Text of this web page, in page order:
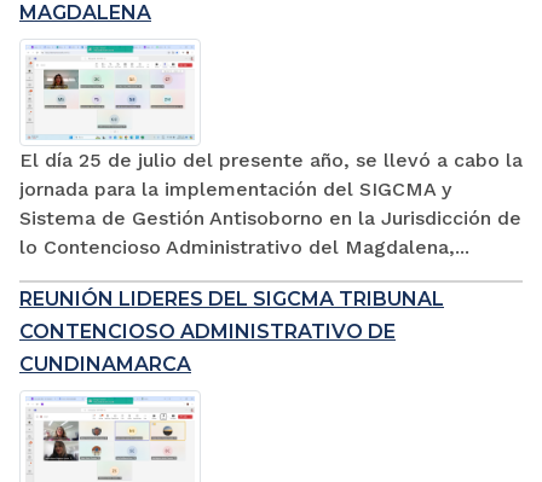
MAGDALENA
El día 25 de julio del presente año, se llevó a cabo la
jornada para la implementación del SIGCMA y
Sistema de Gestión Antisoborno en la Jurisdicción de
lo Contencioso Administrativo del Magdalena,...
REUNIÓN LIDERES DEL SIGCMA TRIBUNAL
CONTENCIOSO ADMINISTRATIVO DE
CUNDINAMARCA